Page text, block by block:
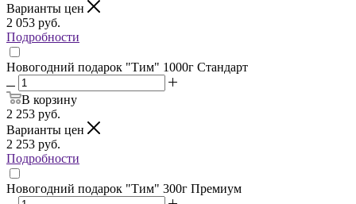
Варианты цен
2 053 руб.
Подробности
Новогодний подарок "Тим" 1000г Стандарт
В корзину
2 253 руб.
Варианты цен
2 253 руб.
Подробности
Новогодний подарок "Тим" 300г Премиум